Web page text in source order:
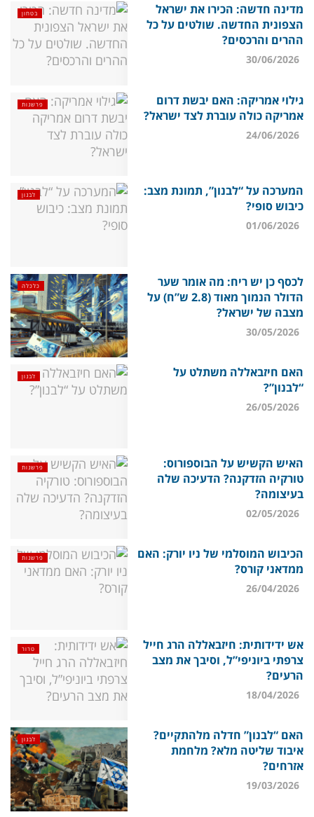
בטחון
מדינה חדשה: הכירו את ישראל
הצפונית החדשה. שולטים על כל
ההרים והרכסים?
פרשנות
גילוי אמריקה: האם יבשת דרום
אמריקה כולה עוברת לצד ישראל?
לבנון
המערכה על “לבנון”, תמונת מצב:
כיבוש סופי?
כלכלה
לכסף כן יש ריח: מה אומר שער
הדולר הנמוך מאוד (2.8 ש”ח) על
מצבה של ישראל?
לבנון
האם חיזבאללה משתלט על
“לבנון”?
פרשנות
האיש הקשיש על הבוספורוס:
טורקיה הזדקנה? הדעיכה שלה
בעיצומה?
פרשנות
הכיבוש המוסלמי של ניו יורק: האם
ממדאני קורס?
טרור
אש ידידותית: חיזבאללה הרג חייל
צרפתי ביוניפי”ל, וסיבך את מצב
הרעים?
לבנון
האם “לבנון” חדלה מלהתקיים?
איבוד שליטה מלא? מלחמת
אזרחים?